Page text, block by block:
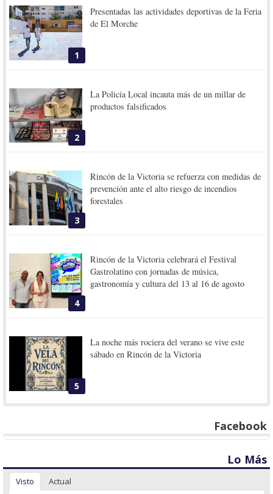
1
Presentadas las actividades deportivas de la Feria
de El Morche
2
La Policía Local incauta más de un millar de
productos falsificados
3
Rincón de la Victoria se refuerza con medidas de
prevención ante el alto riesgo de incendios
forestales
4
Rincón de la Victoria celebrará el Festival
Gastrolatino con jornadas de música,
gastronomía y cultura del 13 al 16 de agosto
5
La noche más rociera del verano se vive este
sábado en Rincón de la Victoria
Facebook
Lo Más
Visto Actual